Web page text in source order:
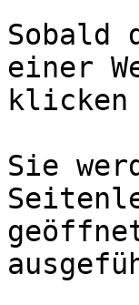
Sobald
einer
Sie